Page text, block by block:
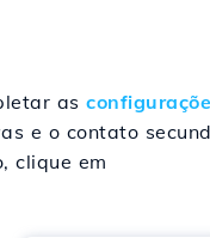
as
e o contato
clique em